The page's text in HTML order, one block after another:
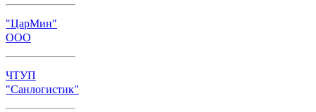
"ЦарМин"
ООО
ЧТУП
"Санлогистик"